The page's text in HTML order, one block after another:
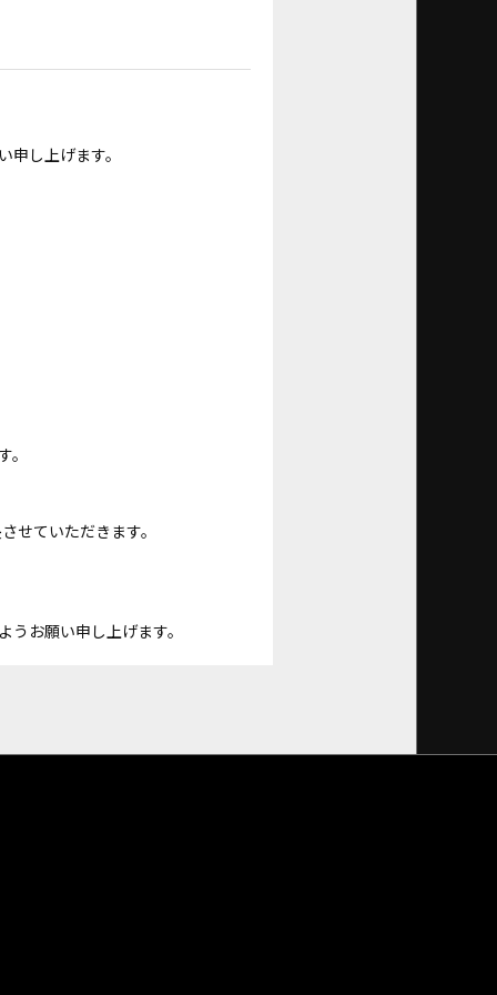
し上げます。
せていただきます。
お願い申し上げます。